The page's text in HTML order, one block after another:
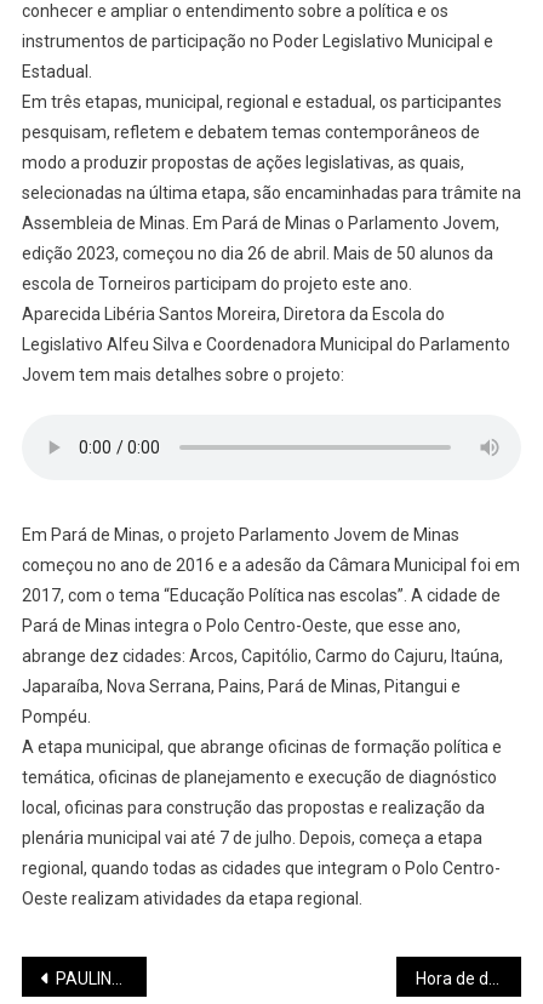
conhecer e ampliar o entendimento sobre a política e os
instrumentos de participação no Poder Legislativo Municipal e
Estadual.
Em três etapas, municipal, regional e estadual, os participantes
pesquisam, refletem e debatem temas contemporâneos de
modo a produzir propostas de ações legislativas, as quais,
selecionadas na última etapa, são encaminhadas para trâmite na
Assembleia de Minas. Em Pará de Minas o Parlamento Jovem,
edição 2023, começou no dia 26 de abril. Mais de 50 alunos da
escola de Torneiros participam do projeto este ano.
Aparecida Libéria Santos Moreira, Diretora da Escola do
Legislativo Alfeu Silva e Coordenadora Municipal do Parlamento
Jovem tem mais detalhes sobre o projeto:
Em Pará de Minas, o projeto Parlamento Jovem de Minas
começou no ano de 2016 e a adesão da Câmara Municipal foi em
2017, com o tema “Educação Política nas escolas”. A cidade de
Pará de Minas integra o Polo Centro-Oeste, que esse ano,
abrange dez cidades: Arcos, Capitólio, Carmo do Cajuru, Itaúna,
Japaraíba, Nova Serrana, Pains, Pará de Minas, Pitangui e
Pompéu.
A etapa municipal, que abrange oficinas de formação política e
temática, oficinas de planejamento e execução de diagnóstico
local, oficinas para construção das propostas e realização da
plenária municipal vai até 7 de julho. Depois, começa a etapa
regional, quando todas as cidades que integram o Polo Centro-
Oeste realizam atividades da etapa regional.
Navegação
PAULINHO LAVAJATO recebe 2 prêmios de qualidade e excelência